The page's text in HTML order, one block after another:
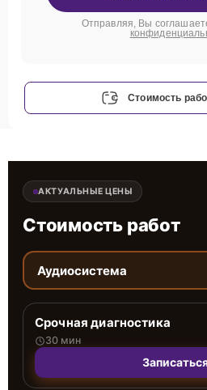
Отправляя, Вы
Стоимость
АКТУАЛЬНЫЕ ЦЕНЫ
Стоимость работ
Аудиосистема
Срочная диагностика
30 мин